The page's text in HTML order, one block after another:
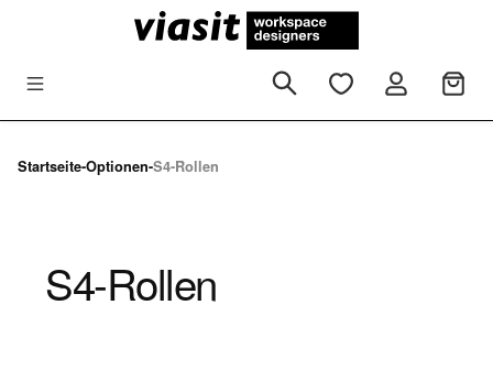
Zum Hauptinhalt springen
Startseite-Optionen-S4-Rollen
S4-Rollen